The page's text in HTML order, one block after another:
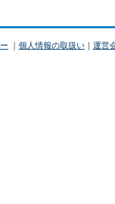
｜ 個人情報の取扱い ｜ 運営